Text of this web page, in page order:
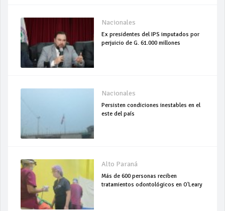
Nacionales
Ex presidentes del IPS imputados por
perjuicio de G. 61.000 millones
Nacionales
Persisten condiciones inestables en el
este del país
Alto Paraná
Más de 600 personas reciben
tratamientos odontológicos en O'Leary